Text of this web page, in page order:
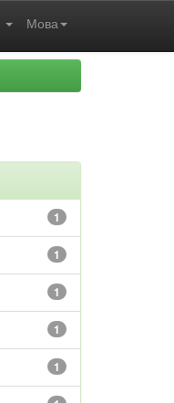
Мова
1
1
1
1
1